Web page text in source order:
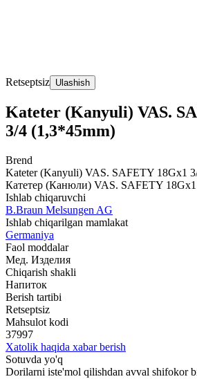
Retseptsiz Ulashish
Kateter (Kanyuli) VAS.
3/4 (1,3*45mm)
Brend
Kateter (Kanyuli) VAS. SAFETY 18Gx1
Катетер (Канюли) VAS. SAFETY
Ishlab chiqaruvchi
B.Braun Melsungen AG
Ishlab chiqarilgan mamlakat
Germaniya
Faol moddalar
Мед. Изделия
Chiqarish shakli
Напиток
Berish tartibi
Retseptsiz
Mahsulot kodi
37997
Xatolik haqida xabar berish
Sotuvda yo'q
Dorilarni iste'mol qilishdan avval shifokor